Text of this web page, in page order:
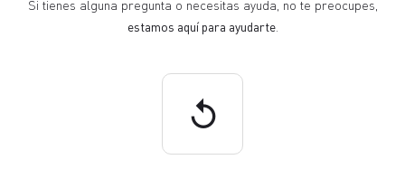
Si tienes alguna pregunta o necesitas ayuda, no te preocupes,
estamos aquí para ayudarte.
replay